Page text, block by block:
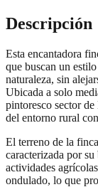
Descripción
Esta encantadora
que buscan un
naturaleza, sin
Ubicada a solo
pintoresco sector
del entorno rural
El terreno de la
caracterizada por
actividades
ondulado, lo que